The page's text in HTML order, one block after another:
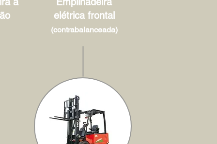
elétrica frontal
(contrabalanceada)